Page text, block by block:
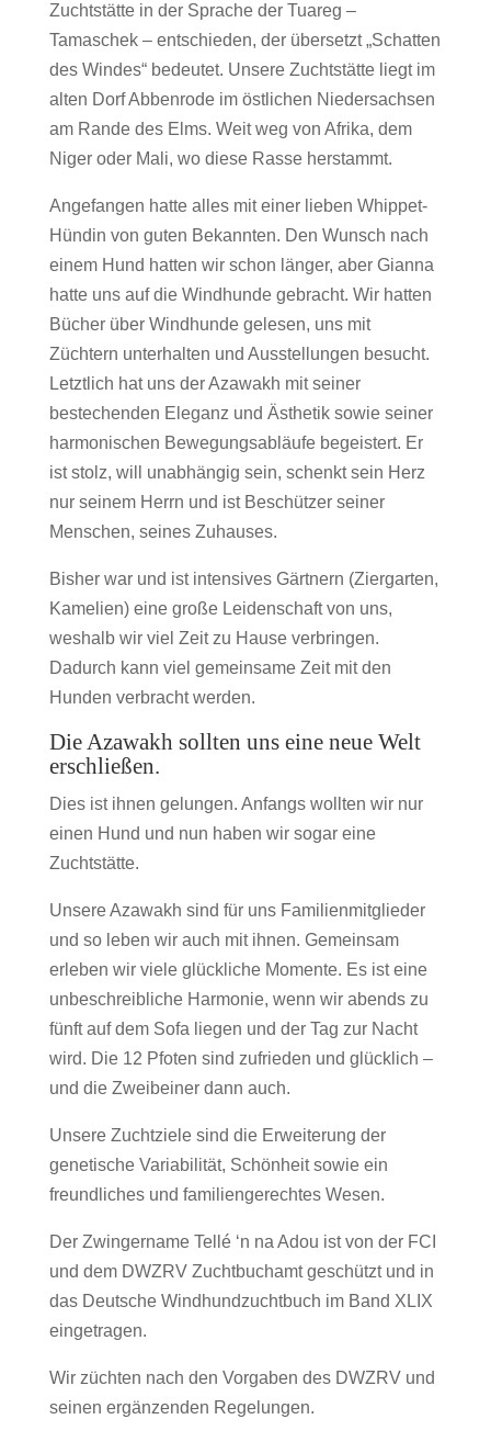
Zuchtstätte in der Sprache der Tuareg –
Tamaschek – entschieden, der übersetzt „Schatten
des Windes“ bedeutet. Unsere Zuchtstätte liegt im
alten Dorf Abbenrode im östlichen Niedersachsen
am Rande des Elms. Weit weg von Afrika, dem
Niger oder Mali, wo diese Rasse herstammt.
Angefangen hatte alles mit einer lieben Whippet-
Hündin von guten Bekannten. Den Wunsch nach
einem Hund hatten wir schon länger, aber Gianna
hatte uns auf die Windhunde gebracht. Wir hatten
Bücher über Windhunde gelesen, uns mit
Züchtern unterhalten und Ausstellungen besucht.
Letztlich hat uns der Azawakh mit seiner
bestechenden Eleganz und Ästhetik sowie seiner
harmonischen Bewegungsabläufe begeistert. Er
ist stolz, will unabhängig sein, schenkt sein Herz
nur seinem Herrn und ist Beschützer seiner
Menschen, seines Zuhauses.
Bisher war und ist intensives Gärtnern (Ziergarten,
Kamelien) eine große Leidenschaft von uns,
weshalb wir viel Zeit zu Hause verbringen.
Dadurch kann viel gemeinsame Zeit mit den
Hunden verbracht werden.
Die Azawakh sollten uns eine neue Welt
erschließen.
Dies ist ihnen gelungen. Anfangs wollten wir nur
einen Hund und nun haben wir sogar eine
Zuchtstätte.
Unsere Azawakh sind für uns Familienmitglieder
und so leben wir auch mit ihnen. Gemeinsam
erleben wir viele glückliche Momente. Es ist eine
unbeschreibliche Harmonie, wenn wir abends zu
fünft auf dem Sofa liegen und der Tag zur Nacht
wird. Die 12 Pfoten sind zufrieden und glücklich –
und die Zweibeiner dann auch.
Unsere Zuchtziele sind die Erweiterung der
genetische Variabilität, Schönheit sowie ein
freundliches und familiengerechtes Wesen.
Der Zwingername Tellé ‘n na Adou ist von der FCI
und dem DWZRV Zuchtbuchamt geschützt und in
das Deutsche Windhundzuchtbuch im Band XLIX
eingetragen.
Wir züchten nach den Vorgaben des DWZRV und
seinen ergänzenden Regelungen.